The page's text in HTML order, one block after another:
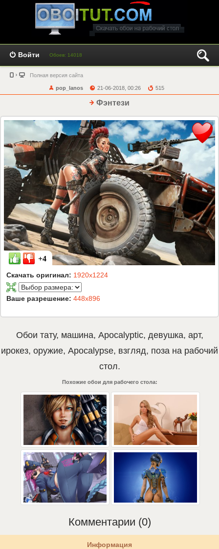
Войти Обоев: 14018
Полная версия сайта
pop_lanos 21-06-2018, 00:26 515
Фэнтези
+4
Скачать оригинал: 1920x1224
Ваше разрешение: 448x896
Обои тату, машина, Apocalyptic, девушка, арт,
ирокез, оружие, Apocalypse, взгляд, поза на рабочий
стол.
Похожие обои для рабочего стола:
Комментарии (0)
Информация